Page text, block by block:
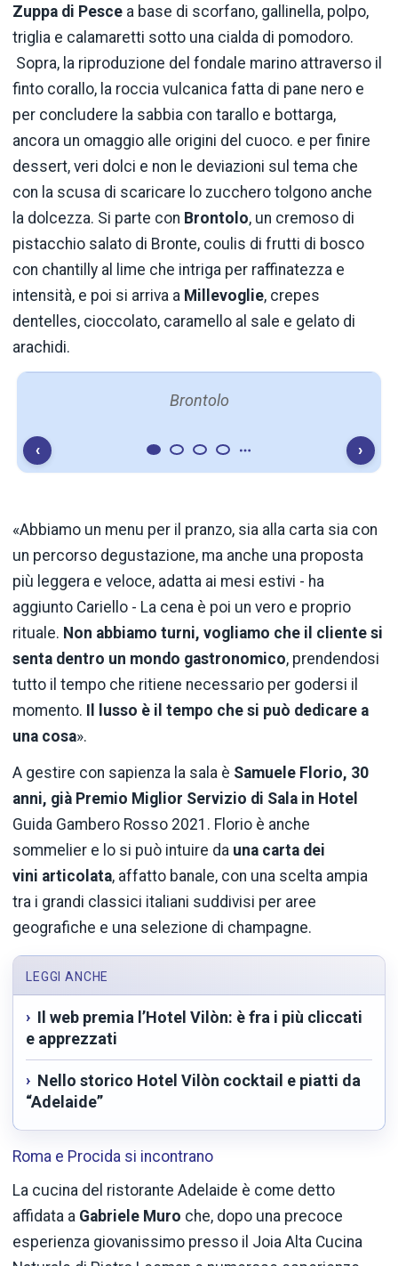
Zuppa di Pesce a base di scorfano, gallinella, polpo,
triglia e calamaretti sotto una cialda di pomodoro.
Sopra, la riproduzione del fondale marino attraverso il
finto corallo, la roccia vulcanica fatta di pane nero e
per concludere la sabbia con tarallo e bottarga,
ancora un omaggio alle origini del cuoco. e per finire
dessert, veri dolci e non le deviazioni sul tema che
con la scusa di scaricare lo zucchero tolgono anche
la dolcezza. Si parte con Brontolo, un cremoso di
pistacchio salato di Bronte, coulis di frutti di bosco
con chantilly al lime che intriga per raffinatezza e
intensità, e poi si arriva a Millevoglie, crepes
dentelles, cioccolato, caramello al sale e gelato di
arachidi.
Brontolo
‹ ›
«Abbiamo un menu per il pranzo, sia alla carta sia con
un percorso degustazione, ma anche una proposta
più leggera e veloce, adatta ai mesi estivi - ha
aggiunto Cariello - La cena è poi un vero e proprio
rituale. Non abbiamo turni, vogliamo che il cliente si
senta dentro un mondo gastronomico, prendendosi
tutto il tempo che ritiene necessario per godersi il
momento. Il lusso è il tempo che si può dedicare a
una cosa».
A gestire con sapienza la sala è Samuele Florio, 30
anni, già Premio Miglior Servizio di Sala in Hotel
Guida Gambero Rosso 2021. Florio è anche
sommelier e lo si può intuire da una carta dei
vini articolata, affatto banale, con una scelta ampia
tra i grandi classici italiani suddivisi per aree
geografiche e una selezione di champagne.
LEGGI ANCHE
Il web premia l’Hotel Vilòn: è fra i più cliccati
e apprezzati
Nello storico Hotel Vilòn cocktail e piatti da
“Adelaide”
Roma e Procida si incontrano
La cucina del ristorante Adelaide è come detto
affidata a Gabriele Muro che, dopo una precoce
esperienza giovanissimo presso il Joia Alta Cucina